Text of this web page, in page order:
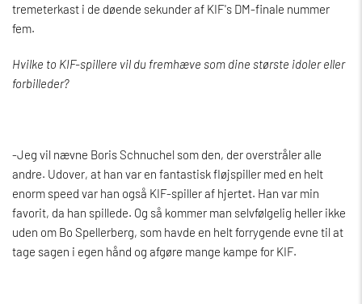
tremeterkast i de døende sekunder af KIF's DM-finale nummer
fem.
Hvilke to KIF-spillere vil du fremhæve som dine største idoler eller
forbilleder?
-Jeg vil nævne Boris Schnuchel som den, der overstråler alle
andre. Udover, at han var en fantastisk fløjspiller med en helt
enorm speed var han også KIF-spiller af hjertet. Han var min
favorit, da han spillede. Og så kommer man selvfølgelig heller ikke
uden om Bo Spellerberg, som havde en helt forrygende evne til at
tage sagen i egen hånd og afgøre mange kampe for KIF.